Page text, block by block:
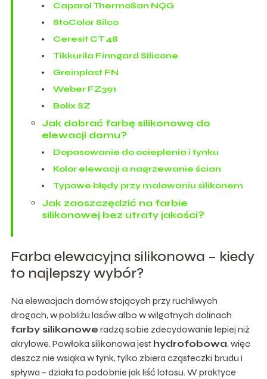
Caparol ThermoSan NQG
StoColor Silco
Ceresit CT 48
Tikkurila Finngard Silicone
Greinplast FN
Weber FZ391
Bolix SZ
Jak dobrać farbę silikonową do
elewacji domu?
Dopasowanie do ocieplenia i tynku
Kolor elewacji a nagrzewanie ścian
Typowe błędy przy malowaniu silikonem
Jak zaoszczędzić na farbie
silikonowej bez utraty jakości?
Farba elewacyjna silikonowa – kiedy
to najlepszy wybór?
Na elewacjach domów stojących przy ruchliwych
drogach, w pobliżu lasów albo w wilgotnych dolinach
farby silikonowe radzą sobie zdecydowanie lepiej niż
akrylowe. Powłoka silikonowa jest hydrofobowa, więc
deszcz nie wsiąka w tynk, tylko zbiera cząsteczki brudu i
spływa – działa to podobnie jak liść lotosu. W praktyce